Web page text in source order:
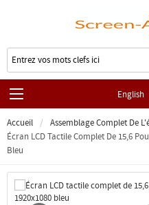
English
Accueil
Assemblage Complet De
Écran LCD Tactile Complet De 15,6
Bleu